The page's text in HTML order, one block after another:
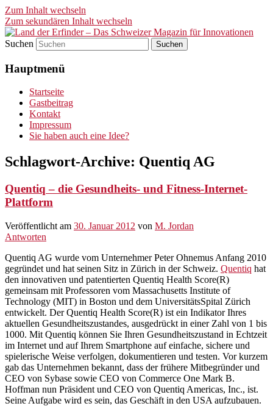
Zum Inhalt wechseln
Zum sekundären Inhalt wechseln
Land der Erfinder – Das
Schweizer Magazin für
Innovationen
Suchen
Hauptmenü
Startseite
Gastbeitrag
Kontakt
Impressum
Sie haben auch eine Idee?
Schlagwort-Archive: Quentiq AG
Quentiq – die Gesundheits- und Fitness-Internet-
Plattform
Veröffentlicht am 30. Januar 2012 von M. Jordan
Antworten
Quentiq AG wurde vom Unternehmer Peter Ohnemus Anfang 2010
gegründet und hat seinen Sitz in Zürich in der Schweiz. Quentiq hat
den innovativen und patentierten Quentiq Health Score(R)
gemeinsam mit Professoren vom Massachusetts Institute of
Technology (MIT) in Boston und dem UniversitätsSpital Zürich
entwickelt. Der Quentiq Health Score(R) ist ein Indikator Ihres
aktuellen Gesundheitszustandes, ausgedrückt in einer Zahl von 1 bis
1000. Mit Quentiq können Sie Ihren Gesundheitszustand in Echtzeit
im Internet und auf Ihrem Smartphone auf einfache, sichere und
spielerische Weise verfolgen, dokumentieren und testen. Vor kurzem
gab das Unternehmen bekannt, dass der frühere Mitbegründer und
CEO von Sybase sowie CEO von Commerce One Mark B.
Hoffman nun Präsident und CEO von Quentiq Americas, Inc., ist.
Seine Aufgabe wird es sein, das Geschäft in den USA aufzubauen.